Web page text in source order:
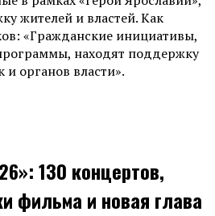
жителей и властей. Как
«Гражданские инициативы,
находят поддержку
и органов власти».
130 концертов,
фильма и новая глава